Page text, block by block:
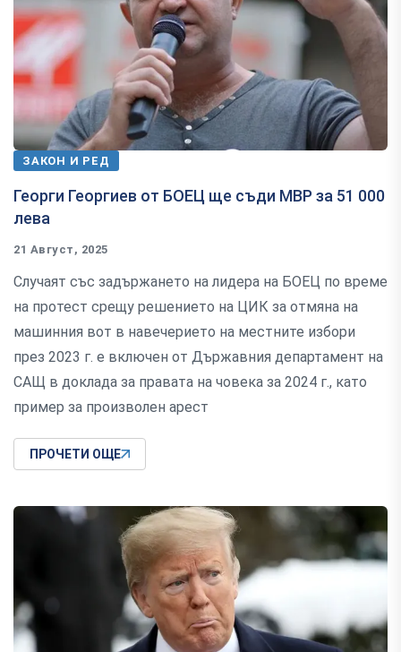
ЗАКОН И РЕД
Георги Георгиев от БОЕЦ ще съди МВР за 51 000
лева
21 Август, 2025
Случаят със задържането на лидера на БОЕЦ по време
на протест срещу решението на ЦИК за отмяна на
машинния вот в навечерието на местните избори
през 2023 г. е включен от Държавния департамент на
САЩ в доклада за правата на човека за 2024 г., като
пример за произволен арест
ПРОЧЕТИ ОЩЕ